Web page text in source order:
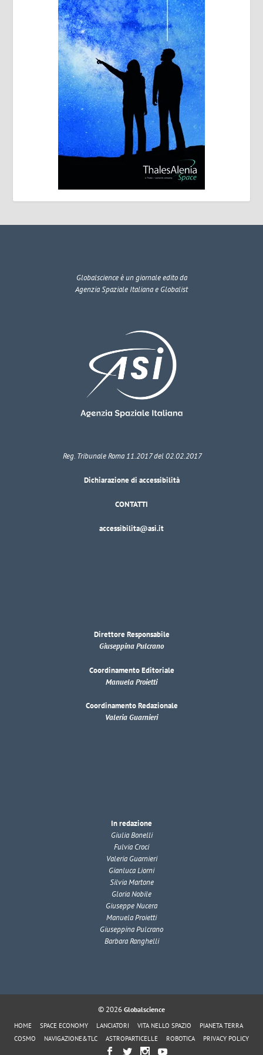
Globalscienceè un giornale edito da
Agenzia Spaziale Italiana e Globalist
Reg. Tribunale Roma 11.2017 del 02.02.2017
Dichiarazione di accessibilità
CONTATTI
accessibilita@asi.it
Direttore Responsabile
Giuseppina Pulcrano
Coordinamento Editoriale
Manuela Proietti
Coordinamento Redazionale
Valeria Guarnieri
In redazione
Giulia Bonelli
Fulvia Croci
Valeria Guarnieri
Gianluca Liorni
Silvia Martone
Gloria Nobile
Giuseppe Nucera
Manuela Proietti
Giuseppina Pulcrano
Barbara Ranghelli
© 2026 Globalscience
HOME SPACE ECONOMY LANCIATORI VITA NELLO SPAZIO
PIANETA TERRA
COSMO
NAVIGAZIONE&TLC ASTROPARTICELLE ROBOTICA PRIVACY POLICY